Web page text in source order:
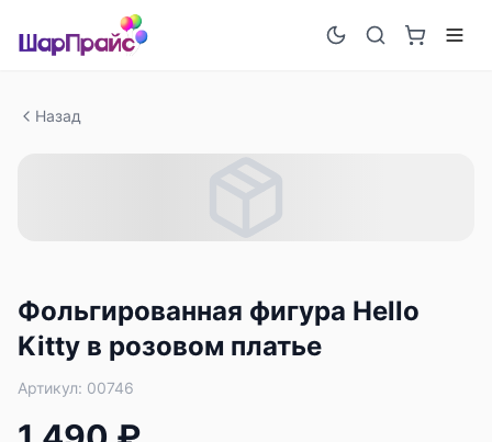
Назад
Фольгированная фигура Hello
Kitty в розовом платье
Артикул: 00746